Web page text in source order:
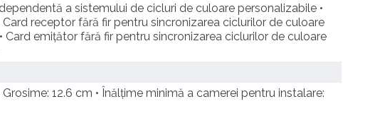
a sistemului de cicluri de culoare personalizabile •
receptor fără fir pentru sincronizarea ciclurilor de culoare
Card emițător fără fir pentru sincronizarea ciclurilor de culoare
Grosime: 12.6 cm • Înălțime minimă a camerei pentru instalare: